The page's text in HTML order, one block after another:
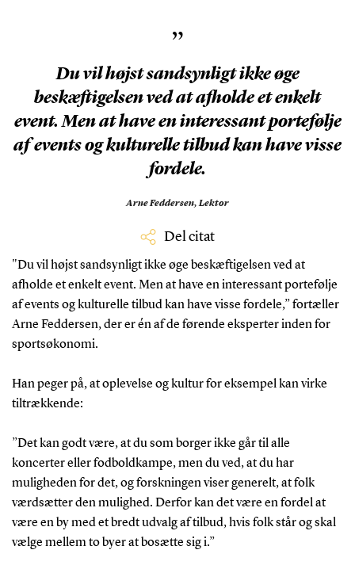
”
Du vil højst sandsynligt ikke øge
beskæftigelsen ved at afholde et enkelt
event. Men at have en interessant portefølje
af events og kulturelle tilbud kan have visse
fordele.
Arne Feddersen,Lektor
Del citat
"Du vil højst sandsynligt ikke øge beskæftigelsen ved at
afholde et enkelt event. Men at have en interessant portefølje
af events og kulturelle tilbud kan have visse fordele,” fortæller
Arne Feddersen, der er én af de førende eksperter inden for
sportsøkonomi.
Han peger på, at oplevelse og kultur for eksempel kan virke
tiltrækkende:
”Det kan godt være, at du som borger ikke går til alle
koncerter eller fodboldkampe, men du ved, at du har
muligheden for det, og forskningen viser generelt, at folk
værdsætter den mulighed. Derfor kan det være en fordel at
være en by med et bredt udvalg af tilbud, hvis folk står og skal
vælge mellem to byer at bosætte sig i.”